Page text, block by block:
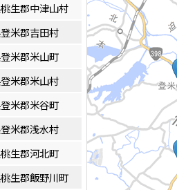
生郡中津山村
米郡吉田村
米郡米山町
米郡米山村
米郡米谷町
米郡浅水村
生郡河北町
生郡飯野川町